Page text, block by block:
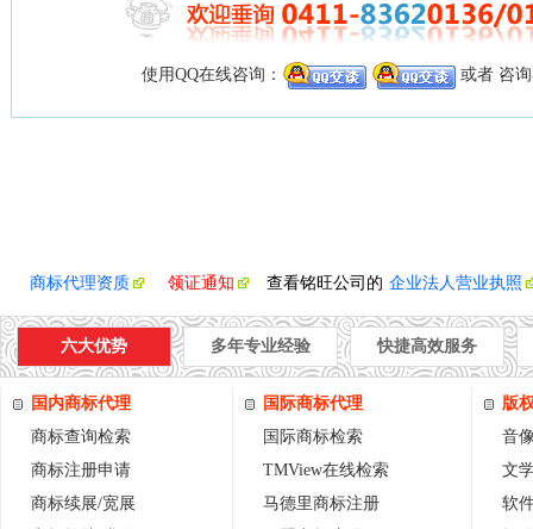
使用QQ在线咨询： 或者 咨
商标代理资质 领证通知 查看铭旺公司的 企业法人营业执照
六大优势 多年专业经验 快捷高效服务
国内商标代理
商标查询检索
商标注册申请
商标续展/宽展
国际商标代理
国际商标检索
TMView在线检索
马德里商标注册
版
音
文
软